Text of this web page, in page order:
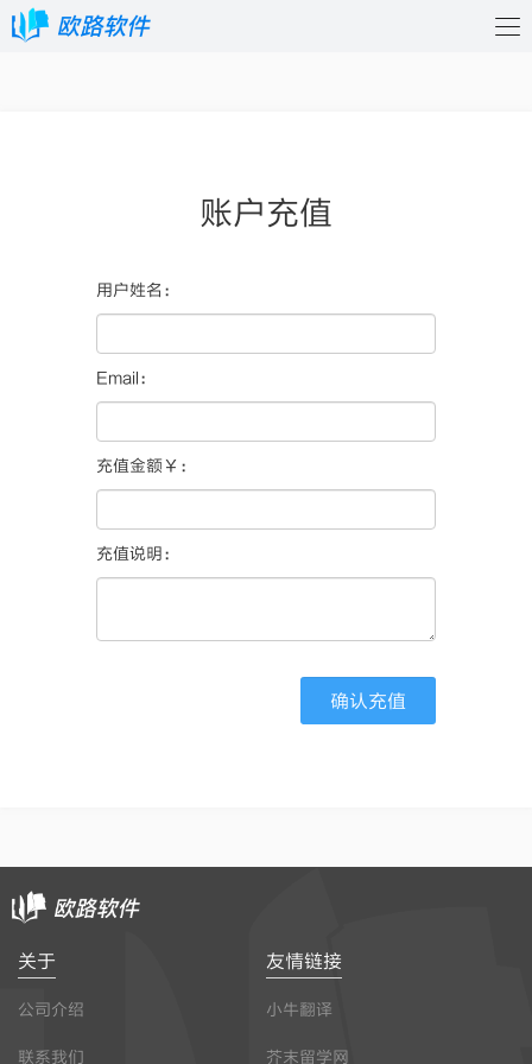
账户充值
用户姓名：
Email：
充值金额￥：
充值说明：
关于
公司介绍
联系我们
友情链接
小牛翻译
芥末留学网